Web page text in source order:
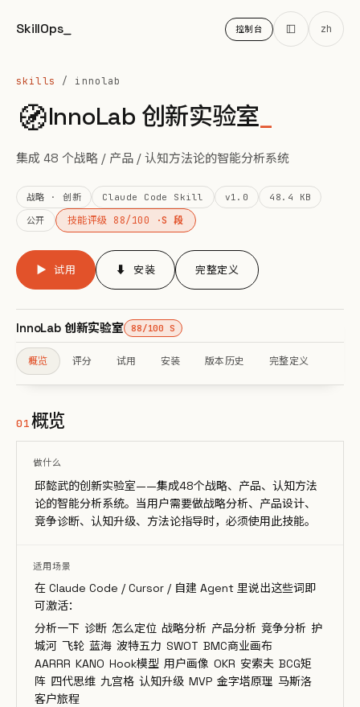
SkillOps_ 控制台 zh
skills / innolab
🧭InnoLab 创新实验室
集成 48 个战略 / 产品 / 认知方法论的智能分析系统
战略 · 创新 Claude Code Skill v1.0 48.4 KB
公开 技能评级 88/100 ·S 段
▶ 试用 ⬇ 安装 完整定义
InnoLab 创新实验室 88/100 S
概览 评分 试用 安装 版本历史 完整定义
01概览
做什么
邱懿武的创新实验室——集成48个战略、产品、认知方法
论的智能分析系统。当用户需要做战略分析、产品设计、
竞争诊断、认知升级、方法论指导时，必须使用此技能。
适用场景
在 Claude Code / Cursor / 自建 Agent 里说出这些词即
可激活：
分析一下 诊断 怎么定位 战略分析 产品分析 竞争分析 护
城河 飞轮 蓝海 波特五力 SWOT BMC商业画布
AARRR KANO Hook模型 用户画像 OKR 安索夫 BCG矩
阵 四代思维 九宫格 认知升级 MVP 金字塔原理 马斯洛
客户旅程